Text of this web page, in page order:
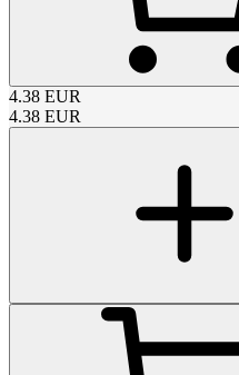
4.38 EUR
4.38 EUR